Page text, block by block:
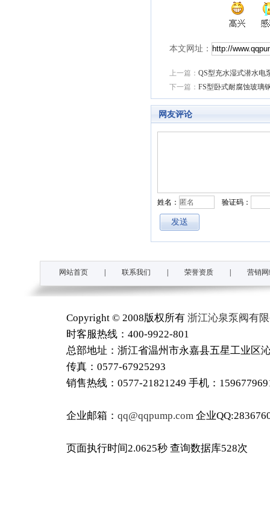
本文网址：
上一篇： QS型充水湿式潜水电
下一篇： FS型卧式耐腐蚀玻璃
网友评论
姓名： 验证码：
网站首页 联系我们 荣誉资质 营销
Copyright © 2008版权所有 浙江沁泉泵阀有
时客服热线：400-9922-801
总部地址：浙江省温州市永嘉县五星工业区
传真：0577-67925293
销售热线：0577-21821249 手机：
企业邮箱： qq@qqpump.com 企业
页面执行时间2.0625秒 查询数据库528次